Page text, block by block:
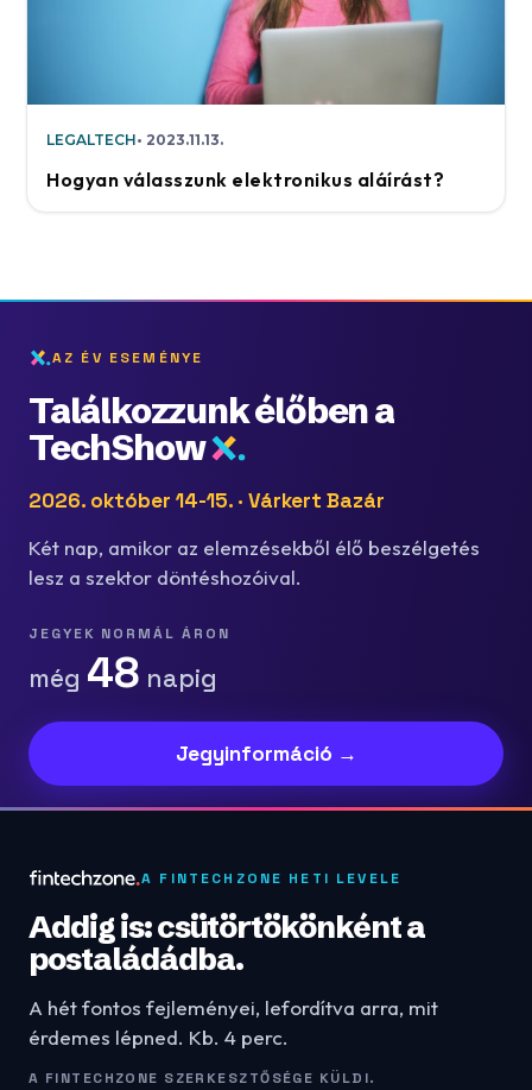
LEGALTECH 2023.11.13.
Hogyan válasszunk elektronikus aláírást?
AZ ÉV ESEMÉNYE
Találkozzunk élőben a
TechShow
2026. október 14-15. · Várkert Bazár
Két nap, amikor az elemzésekből élő beszélgetés
lesz a szektor döntéshozóival.
JEGYEK NORMÁL ÁRON
még 48 napig
Jegyinformáció →
A FINTECHZONE HETI LEVELE
Addig is: csütörtökönként a
postaládádba.
A hét fontos fejleményei, lefordítva arra, mit
érdemes lépned. Kb. 4 perc.
A FINTECHZONE SZERKESZTŐSÉGE KÜLDI.